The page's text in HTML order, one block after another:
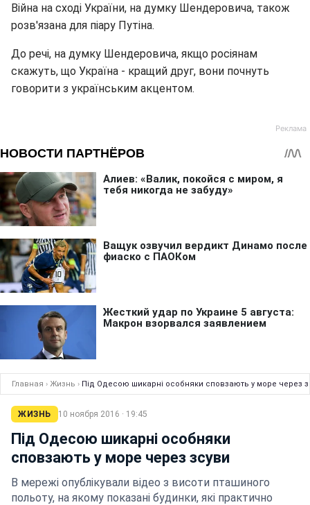
Війна на сході України, на думку Шендеровича, також
розв'язана для піару Путіна.
До речі, на думку Шендеровича, якщо росіянам
скажуть, що Україна - кращий друг, вони почнуть
говорити з українським акцентом.
Главная › Жизнь › Під Одесою шикарні особняки сповзають у море через
ЖИЗНЬ 10 ноября 2016 · 19:45
Під Одесою шикарні особняки
сповзають у море через зсуви
В мережі опублікували відео з висоти пташиного
польоту, на якому показані будинки, які практично